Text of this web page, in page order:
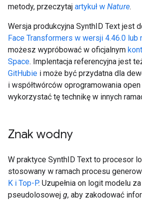
metody, przeczytaj artykuł w Nature.
Wersja produkcyjna SynthID Text jest
Face Transformers w wersji 4.46.0 lub
możesz wypróbować w oficjalnym
Space. Implentacja referencyjna jest
GitHubie i może być przydatna dla
i współtwórców oprogramowania
wykorzystać tę technikę w innych
Znak wodny
W praktyce SynthID Text to procesor
stosowany w ramach procesu
K i Top-P. Uzupełnia on logit modelu
pseudolosowej g, aby zakodować